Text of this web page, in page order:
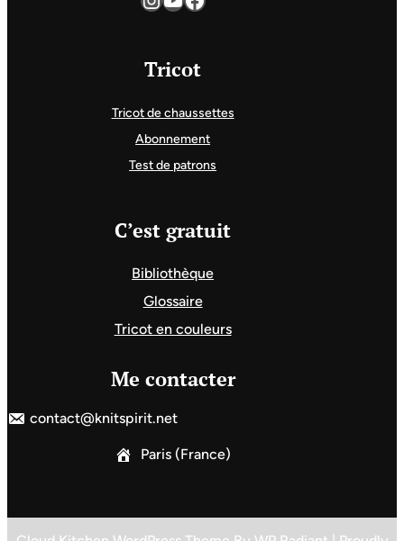
Tricot
Tricot de chaussettes
Abonnement
Test de patrons
C’est gratuit
Bibliothèque
Glossaire
Tricot en couleurs
Me contacter
contact@knitspirit.net
Paris (France)